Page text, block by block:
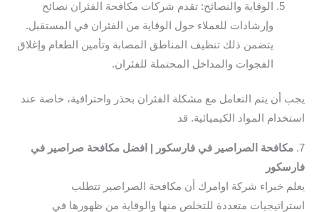
الوقاية والنصائح: تقدم شركات مكافحة الفئران نصائح
وإرشادات للعملاء حول الوقاية من الفئران في المستقبل.
يتضمن ذلك تنظيف المناطق المصابة وتأمين الطعام وإغلاق
الفجوات والمداخل المحتملة للفئران.
يجب أن يتم التعامل مع مشكلة الفئران بحذر واحترافية، خاصة عند
استخدام المواد الكيميائية. قد
7. مكافحة الصراصير في فارسكور | افضل مكافحة صراصير في
فارسكور
يعلم خبراء شركة اوامرك أن مكافحة الصراصير تتطلب
استراتيجيات متعددة للتخلص منها والوقاية من ظهورها في